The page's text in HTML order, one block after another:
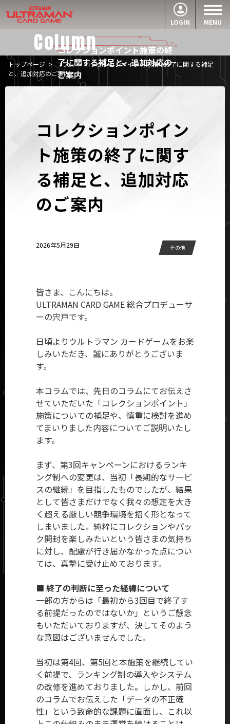
MENU
LOGIN
Column
コレクションポイント施策の終
了に関する補足と、追加対応の
ご案内
トップページ >コラム>コレクションポイント施策の終了に関する補足
と、追加対応のご案内
コレクションポイン
ト施策の終了に関す
る補足と、追加対応
のご案内
2026年5月29日 その他
皆さま、こんにちは。
ULTRAMAN CARD GAME 総合プロデューサ
ーの宍戸です。
日頃よりウルトラマン カードゲームをお楽
しみいただき、誠にありがとうございま
す。
本コラムでは、 先日のコラムにてお伝えさ
せていただいた「コレクションポイント」
施策についての補足や、慎重に検討を進め
てまいりました内容についてご説明いたし
ます。
まず、第3回キャンペーンにおけるランキ
ング制への変更は、当初「長期的なサービ
スの継続」を目指したものでしたが、結果
として皆さまだけでなく我々の想定を大き
く超える厳しい競争環境を招く形となって
しまいました。純粋にコレクションやパッ
ク開封を楽しみたいという皆さまの気持ち
に対し、配慮が行き届かなかった点につい
ては、真摯に受け止めております。
■ 終了の判断に至った経緯について
一部の方からは「最初から3回目で終了す
る前提だったのではないか」というご懸念
もいただいておりますが、決してそのよう
な意図はございませんでした。
当初は第4回、第5回と本施策を継続してい
く前提で、ランキング制の導入やシステム
の改修を進めておりました。しかし、前回
のコラムでお伝えした「データの不正確
性」という致命的な課題に直面し、これ以